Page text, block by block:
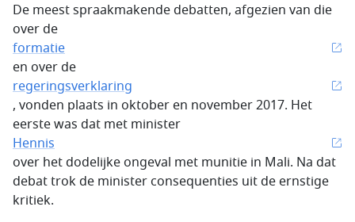
De meest spraakmakende debatten, afgezien van die
over de
formatie
en over de
regeringsverklaring
, vonden plaats in oktober en november 2017. Het
eerste was dat met minister
Hennis
over het dodelijke ongeval met munitie in Mali. Na dat
debat trok de minister consequenties uit de ernstige
kritiek.